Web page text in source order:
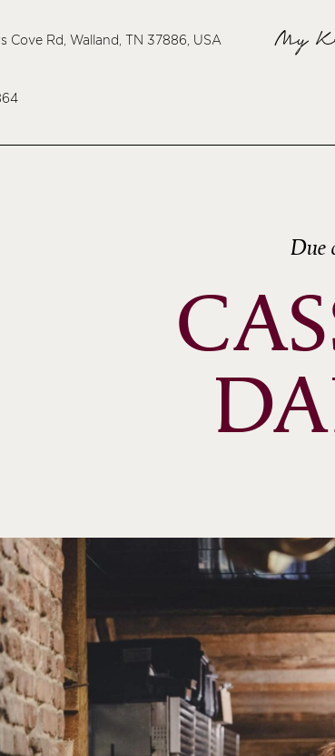
Cove Rd, Walland, TN 37886, USA My
Due